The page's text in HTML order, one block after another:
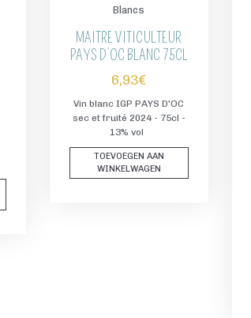
Blancs
MAITRE VITICULTEUR
PAYS D’OC BLANC 75CL
6,93€
Vin blanc IGP PAYS D'OC
sec et fruité 2024 - 75cl -
13% vol
TOEVOEGEN AAN
WINKELWAGEN